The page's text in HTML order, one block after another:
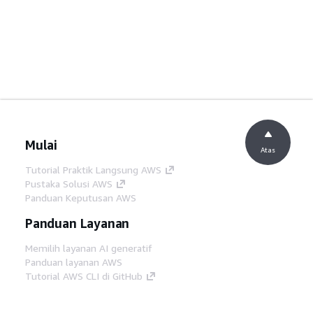
Mulai
Tutorial Praktik Langsung AWS
Pustaka Solusi AWS
Panduan Keputusan AWS
Panduan Layanan
Memilih layanan AI generatif
Panduan layanan AWS
Tutorial AWS CLI di GitHub
Atas